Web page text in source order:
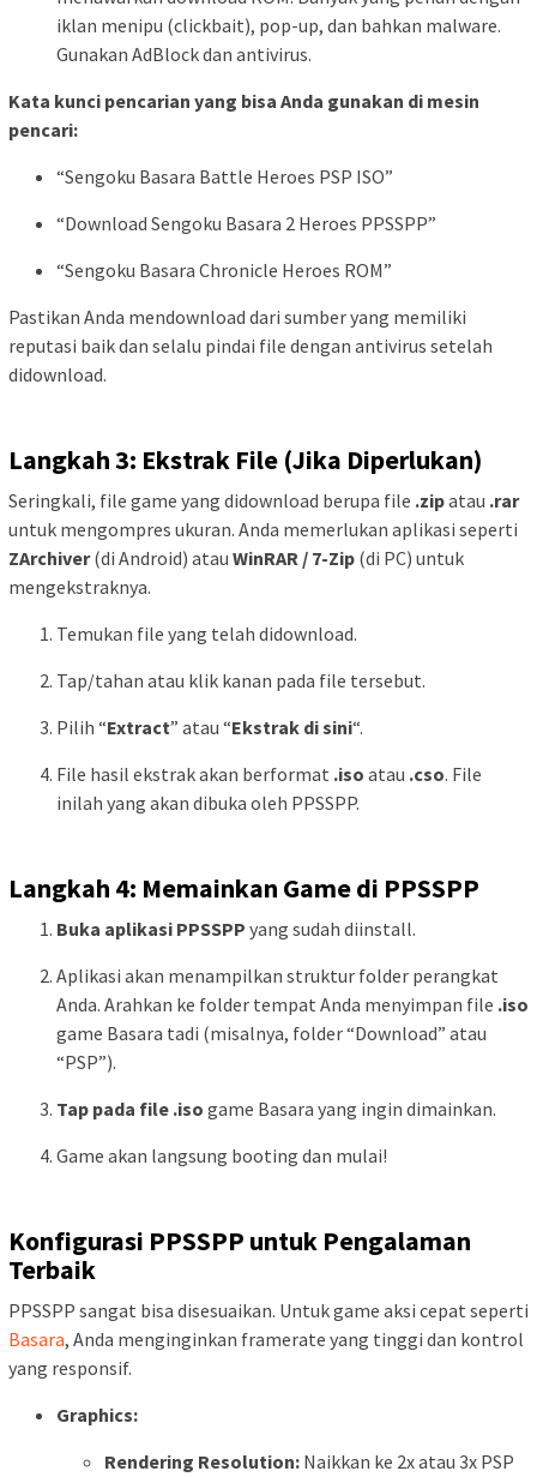
iklan menipu (clickbait), pop-up, dan bahkan malware.
Gunakan AdBlock dan antivirus.
Kata kunci pencarian yang bisa Anda gunakan di mesin
pencari:
“Sengoku Basara Battle Heroes PSP ISO”
“Download Sengoku Basara 2 Heroes PPSSPP”
“Sengoku Basara Chronicle Heroes ROM”
Pastikan Anda mendownload dari sumber yang memiliki
reputasi baik dan selalu pindai file dengan antivirus setelah
didownload.
Langkah 3: Ekstrak File (Jika Diperlukan)
Seringkali, file game yang didownload berupa file .zipatau .rar
untuk mengompres ukuran. Anda memerlukan aplikasi seperti
ZArchiver(di Android) atau WinRAR / 7-Zip (di PC) untuk
mengekstraknya.
Temukan file yang telah didownload.
Tap/tahan atau klik kanan pada file tersebut.
Pilih “Extract” atau “Ekstrak di sini“.
File hasil ekstrak akan berformat .iso atau .cso. File
inilah yang akan dibuka oleh PPSSPP.
Langkah 4: Memainkan Game di PPSSPP
Buka aplikasi PPSSPP yang sudah diinstall.
Aplikasi akan menampilkan struktur folder perangkat
Anda. Arahkan ke folder tempat Anda menyimpan file .iso
game Basara tadi (misalnya, folder “Download” atau
“PSP”).
Tap pada file .iso game Basara yang ingin dimainkan.
Game akan langsung booting dan mulai!
Konfigurasi PPSSPP untuk Pengalaman
Terbaik
PPSSPP sangat bisa disesuaikan. Untuk game aksi cepat seperti
Basara, Anda menginginkan framerate yang tinggi dan kontrol
yang responsif.
Graphics:
Rendering Resolution: Naikkan ke 2x atau 3x PSP